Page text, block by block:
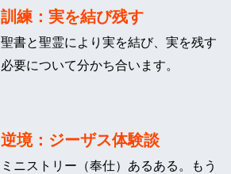
訓練：実を結び残す
聖書と聖霊により実を結び、実を残す
必要について分かち合います。
逆境：ジーザス体験談
ミニストリー（奉仕）あるある。もう